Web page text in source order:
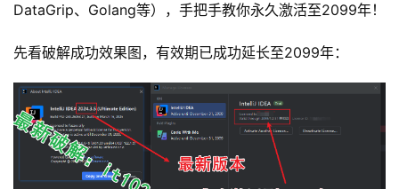
DataGrip、Golang等），手把手教你永久激活至2099年！
先看破解成功效果图，有效期已成功延长至2099年：